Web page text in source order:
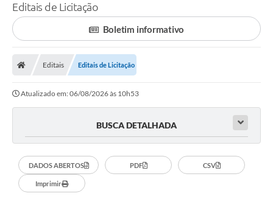
A Prefeitura
Transparência
PARCEIROS
Editais de Licitação
Boletim informativo
Editais Editais de Licitação
Atualizado em: 06/08/2026 às 10h53
BUSCA DETALHADA
DADOS ABERTOS PDF CSV
Imprimir